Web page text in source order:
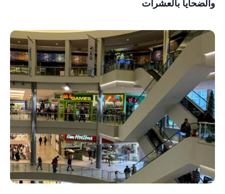
والضحايا بالعشرات